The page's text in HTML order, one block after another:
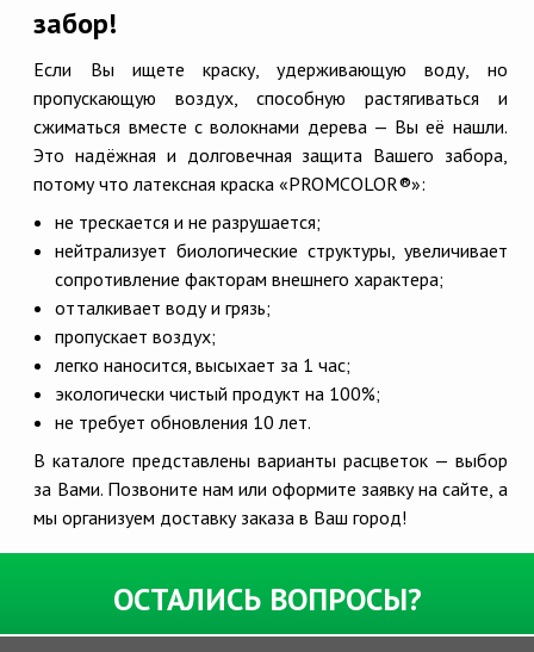
забор!
Если Вы ищете краску, удерживающую воду, но
пропускающую воздух, способную растягиваться и
сжиматься вместе с волокнами дерева — Вы её нашли.
Это надёжная и долговечная защита Вашего забора,
потому что латексная краска «PROMCOLOR®»:
не трескается и не разрушается;
нейтрализует биологические структуры, увеличивает
сопротивление факторам внешнего характера;
отталкивает воду и грязь;
пропускает воздух;
легко наносится, высыхает за 1 час;
экологически чистый продукт на 100%;
не требует обновления 10 лет.
В каталоге представлены варианты расцветок — выбор
за Вами. Позвоните нам или оформите заявку на сайте, а
мы организуем доставку заказа в Ваш город!
ОСТАЛИСЬВОПРОСЫ?